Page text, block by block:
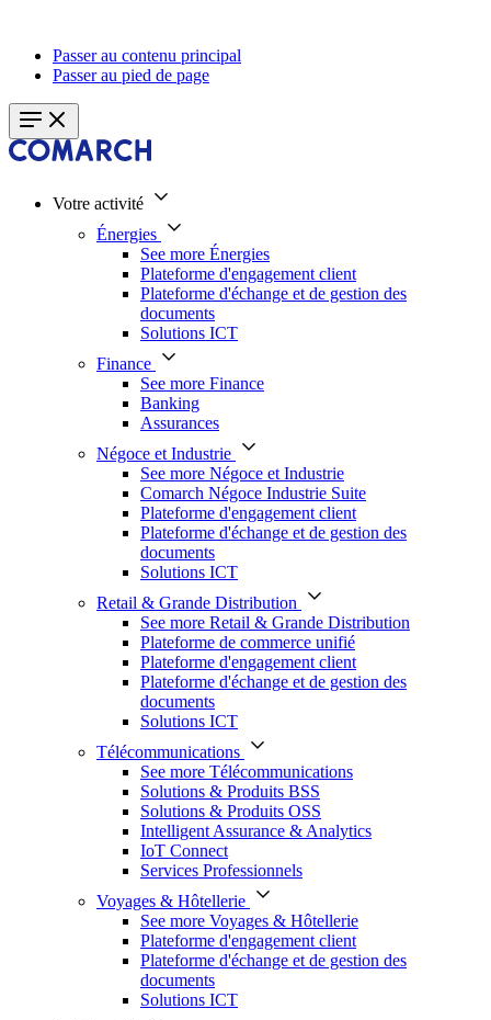
Passer au contenu principal
Passer au pied de page
Votre activité
Énergies
See more Énergies
Plateforme d'engagement client
Plateforme d'échange et de gestion des
documents
Solutions ICT
Finance
See more Finance
Banking
Assurances
Négoce et Industrie
See more Négoce et Industrie
Comarch Négoce Industrie Suite
Plateforme d'engagement client
Plateforme d'échange et de gestion des
documents
Solutions ICT
Retail & Grande Distribution
See more Retail & Grande Distribution
Plateforme de commerce unifié
Plateforme d'engagement client
Plateforme d'échange et de gestion des
documents
Solutions ICT
Télécommunications
See more Télécommunications
Solutions & Produits BSS
Solutions & Produits OSS
Intelligent Assurance & Analytics
IoT Connect
Services Professionnels
Voyages & Hôtellerie
See more Voyages & Hôtellerie
Plateforme d'engagement client
Plateforme d'échange et de gestion des
documents
Solutions ICT